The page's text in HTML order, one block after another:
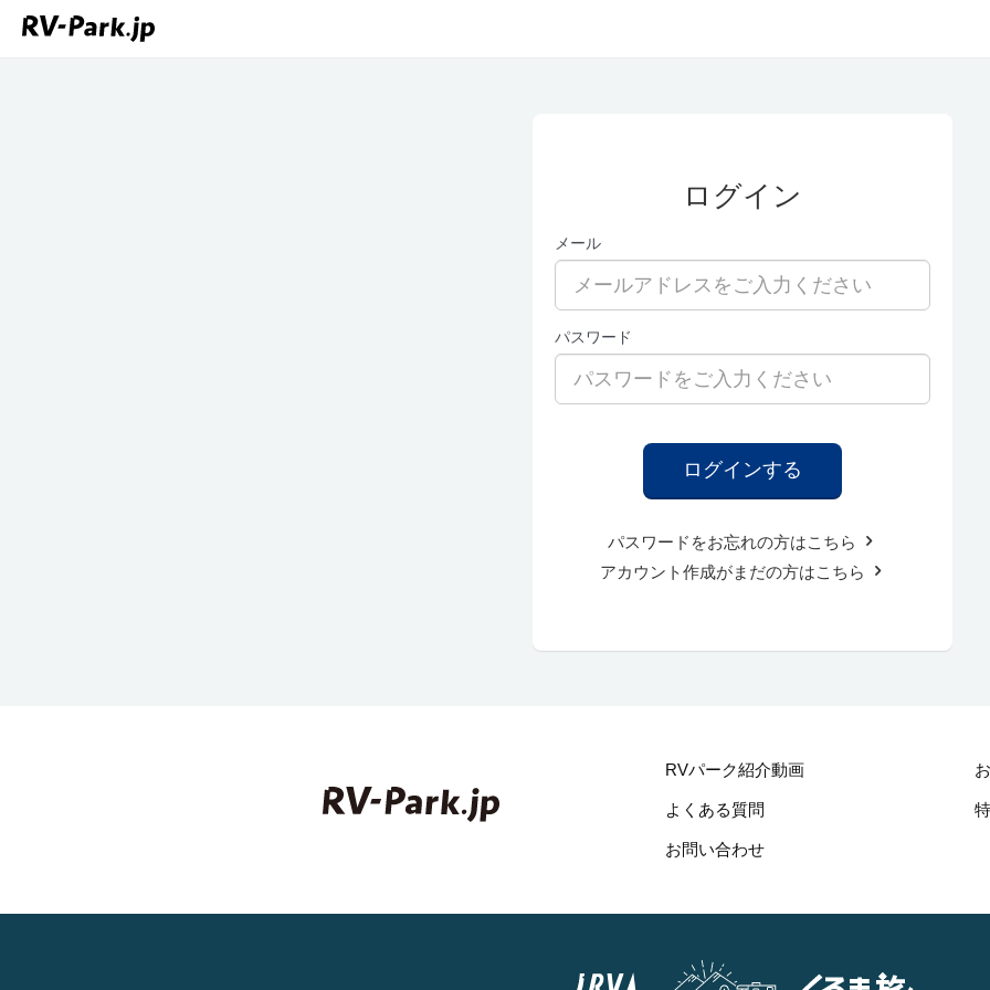
ログイン
メール
パスワード
パスワードをお忘れの方はこちら
アカウント作成がまだの方はこちら
RVパーク紹介動画
よくある質問
お問い合わせ